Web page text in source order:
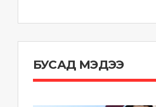
БУСАД МЭДЭЭ